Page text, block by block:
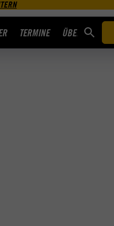
TERMINE ÜBER UNS